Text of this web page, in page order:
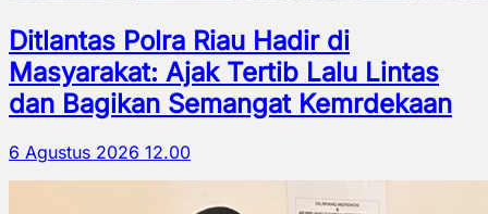
Ditlantas Polra Riau Hadir di
Masyarakat: Ajak Tertib Lalu Lintas
dan Bagikan Semangat Kemrdekaan
6 Agustus 2026 12.00